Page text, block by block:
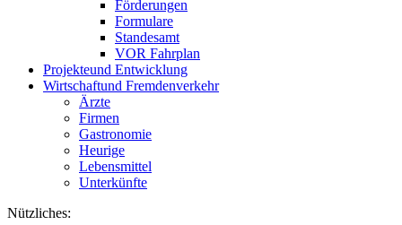
Förderungen
Formulare
Standesamt
VOR Fahrplan
Projekteund Entwicklung
Wirtschaftund Fremdenverkehr
Ärzte
Firmen
Gastronomie
Heurige
Lebensmittel
Unterkünfte
Nützliches: